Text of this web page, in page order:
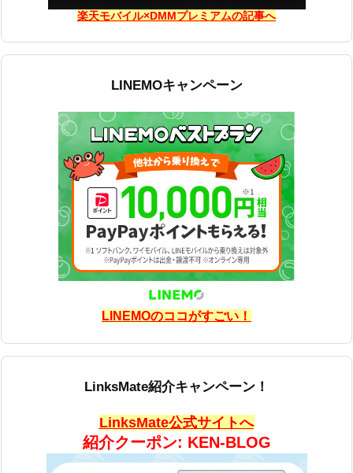
楽天モバイル×DMMプレミアムの記事へ
LINEMOキャンペーン
LINEMOのココがすごい！
LinksMate紹介キャンペーン！
LinksMate公式サイトへ
紹介クーポン: KEN-BLOG